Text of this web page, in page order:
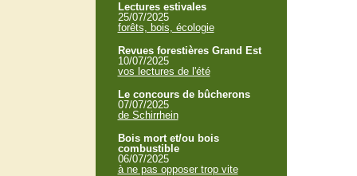
Lectures estivales
25/07/2025
forêts, bois, écologie
Revues forestières Grand Est
10/07/2025
vos lectures de l'été
Le concours de bûcherons
07/07/2025
de Schirrhein
Bois mort et/ou bois
combustible
06/07/2025
à ne pas opposer trop vite